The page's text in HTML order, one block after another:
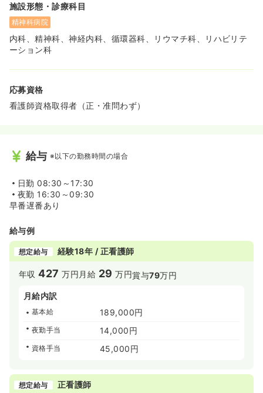
施設形態・診療科目
精神科病院
内科、精神科、神経内科、循環器科、リウマチ科、リハビリテ
ーション科
応募資格
看護師資格取得者（正・准問わず）
給与 ※以下の勤務時間の場合
日勤 08:30～17:30
夜勤 16:30～09:30
早番遅番あり
給与例
想定給与 経験18年 / 正看護師
年収427 万円 月給 29 万円賞与79万円
月給内訳
基本給 189,000円
夜勤手当 14,000円
資格手当 45,000円
想定給与 正看護師